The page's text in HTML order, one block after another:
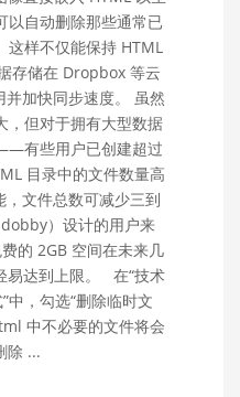
以自动删除那些通常已
这样不仅能保持 HTML
存储在 Dropbox 等云
加快同步速度。 虽然
，但对于拥有大型数据
有些用户已创建超过
目录中的文件数量高
文件总数可减少三到
）设计的用户来
的 2GB 空间在未来几
易达到上限。 在“技术
中，勾选“删除临时文
中不必要的文件将会
除 ...